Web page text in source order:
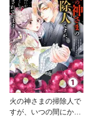
火の神さまの掃除人で
すが、いつの間にか花